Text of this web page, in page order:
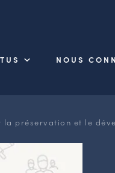
NOUS
préservation et le